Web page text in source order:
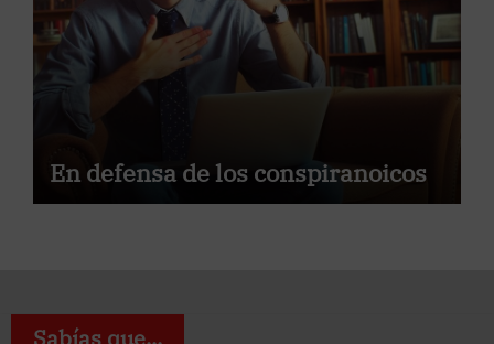
En defensa de los conspiranoicos
Sabías que...